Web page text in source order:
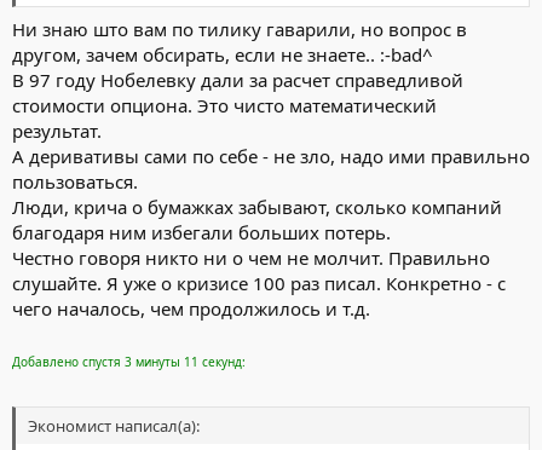
Ни знаю што вам по тилику гаварили, но вопрос в
другом, зачем обсирать, если не знаете.. :-bad^
В 97 году Нобелевку дали за расчет справедливой
стоимости опциона. Это чисто математический
результат.
А деривативы сами по себе - не зло, надо ими правильно
пользоваться.
Люди, крича о бумажках забывают, сколько компаний
благодаря ним избегали больших потерь.
Честно говоря никто ни о чем не молчит. Правильно
слушайте. Я уже о кризисе 100 раз писал. Конкретно - с
чего началось, чем продолжилось и т.д.
Добавлено спустя 3 минуты 11 секунд:
Экономист написал(а):